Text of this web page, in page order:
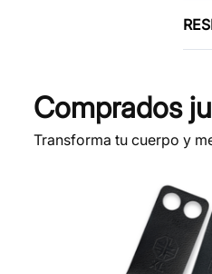
Comprados
Transforma tu cuerpo y